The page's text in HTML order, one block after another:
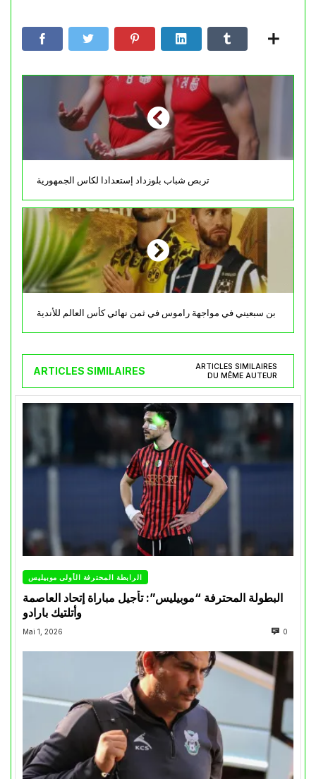
تربص شباب بلوزداد إستعدادا لكاس الجمهورية
بن سبعيني في مواجهة راموس في ثمن نهائي كأس العالم للأندية
ARTICLES SIMILAIRES
ARTICLES SIMILAIRES
DU MÊME AUTEUR
الرابطة المحترفة الأولى موبيليس
البطولة المحترفة “موبيليس”: تأجيل مباراة إتحاد العاصمة
وأتلتيك بارادو
Mai 1, 2026 0